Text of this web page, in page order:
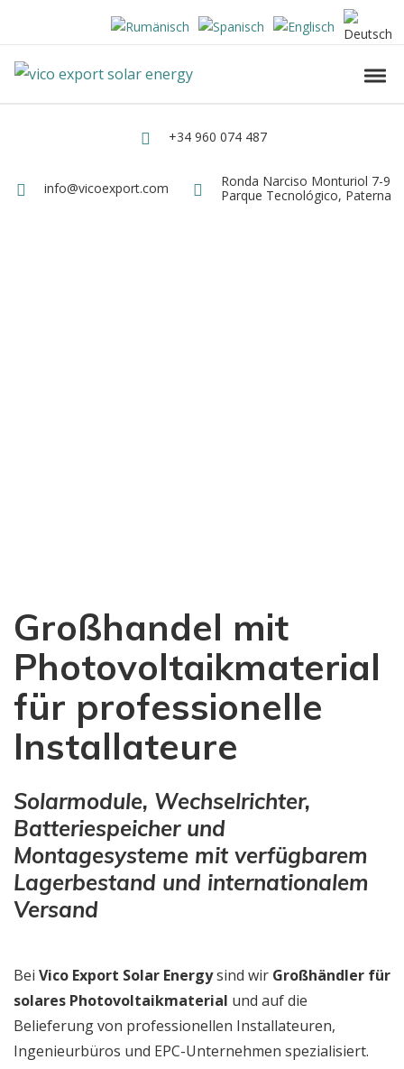
Skip to navigation
Vico Export Solar Energy
Teléfono
+34 960 074 487
Email
info@vicoexport.com Dirección
Ronda Narciso Monturiol 7-9
Parque Tecnológico, Paterna
Großhandel mit
Photovoltaikmaterial
für professionelle
Installateure
Solarmodule, Wechselrichter,
Batteriespeicher und
Montagesysteme mit verfügbarem
Lagerbestand und internationalem
Versand
Bei Vico Export Solar Energysind wir Großhändler für
solares Photovoltaikmaterial und auf die
Belieferung von professionellen Installateuren,
Ingenieurbüros und EPC-Unternehmen spezialisiert.